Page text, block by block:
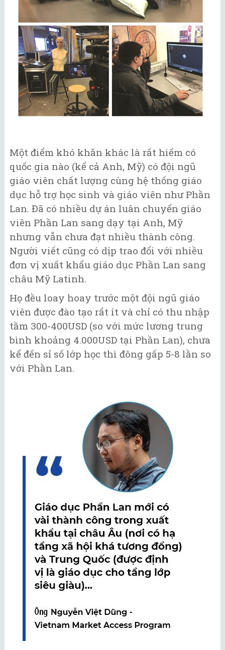
Một điểm khó khăn khác là rất hiếm có
quốc gia nào (kể cả Anh, Mỹ) có đội ngũ
giáo viên chất lượng cùng hệ thống giáo
dục hỗ trợ học sinh và giáo viên như Phần
Lan. Đã có nhiều dự án luân chuyển giáo
viên Phần Lan sang dạy tại Anh, Mỹ
nhưng vẫn chưa đạt nhiều thành công.
Người viết cũng có dịp trao đổi với nhiều
đơn vị xuất khẩu giáo dục Phần Lan sang
châu Mỹ Latinh.
Họ đều loay hoay trước một đội ngũ giáo
viên được đào tạo rất ít và chỉ có thu nhập
tầm 300-400USD (so với mức lương trung
bình khoảng 4.000USD tại Phần Lan), chưa
kể đến sỉ số lớp học thì đông gấp 5-8 lần so
với Phần Lan.